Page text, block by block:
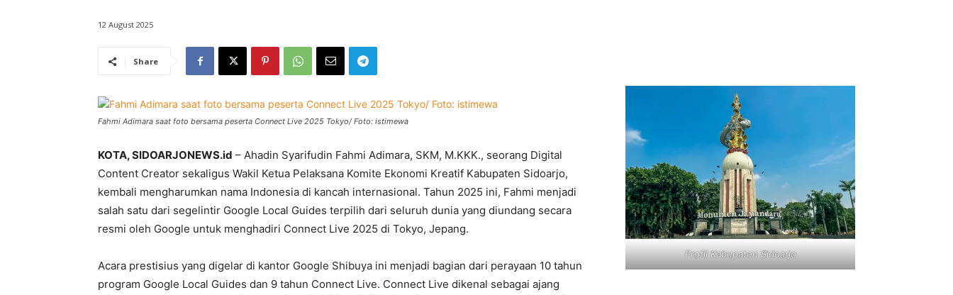
12 August 2025
Share
Fahmi Adimara saat foto bersama peserta Connect Live 2025 Tokyo/ Foto: istimewa
KOTA, SIDOARJONEWS.id – Ahadin Syarifudin Fahmi Adimara, SKM, M.KKK., seorang Digital
Content Creator sekaligus Wakil Ketua Pelaksana Komite Ekonomi Kreatif Kabupaten Sidoarjo,
kembali mengharumkan nama Indonesia di kancah internasional. Tahun 2025 ini, Fahmi menjadi
salah satu dari segelintir Google Local Guides terpilih dari seluruh dunia yang diundang secara
resmi oleh Google untuk menghadiri Connect Live 2025 di Tokyo, Jepang.
Acara prestisius yang digelar di kantor Google Shibuya ini menjadi bagian dari perayaan 10 tahun
program Google Local Guides dan 9 tahun Connect Live. Connect Live dikenal sebagai ajang
Profil Kabupaten Sidoarjo